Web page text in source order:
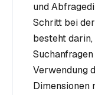
und
Schritt bei
besteht
Verwendung
Dimensionen